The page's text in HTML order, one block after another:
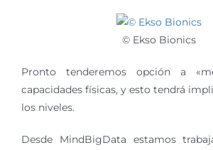
© Ekso Bionics
Pronto tenderemos opción a
capacidades físicas, y esto tendrá
los niveles.
Desde MindBigData estamos